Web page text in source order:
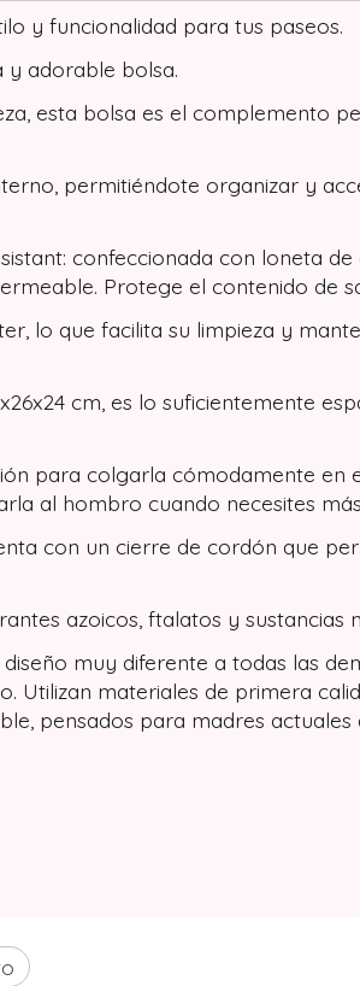
y funcionalidad para tus paseos.
y adorable bolsa.
esta bolsa es el complemento
permitiéndote organizar y
confeccionada con loneta
Protege el contenido de
lo que facilita su limpieza y
cm, es lo suficientemente
para colgarla cómodamente
al hombro cuando necesites
con un cierre de cordón que
azoicos, ftalatos y sustancias
muy diferente a todas las
Utilizan materiales de primera
pensados para madres